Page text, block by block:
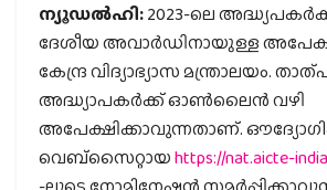
ന്യൂഡൽഹി:2023-ലെ
ദേശീയ അവാർഡിനായുള്ള
കേന്ദ്ര വിദ്യാഭ്യാസ മന്ത്രാലയം.
അദ്ധ്യാപകർക്ക് ഓൺലൈൻ വഴി
അപേക്ഷിക്കാവുന്നതാണ്.
വെബ്‌സൈറ്റായhttps://nat.aicte-